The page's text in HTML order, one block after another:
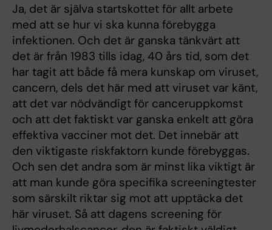
Ja, det är själva startskottet för allt arbete
med att se hur vi ska kunna förebygga
infektionen. Och det är ganska tänkvärt att
det är från 1983 tills idag, 40 års tid, som det
har tagit att både få mera kunskap om viruset,
cancern, dels det här med att viruset var känt,
att det var nödvändigt för canceruppkomst
och att det faktiskt var ganska enkelt att göra
effektiva vacciner mot det. Det innebär att
den viktigaste riskfaktorn kunde förebyggas.
Och sen det andra som är minst lika viktigt är
att man kunde göra specifika screeningtester
som särskilt riktar sig mot att upptäcka det
här viruset. Så att dagens screening för